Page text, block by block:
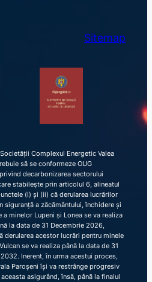
Sitemap
Complexul Energetic Valea
să se conformeze OUG
decarbonizarea sectorului
stabilește prin articolul 6, alineatul
(i) și (ii) că derularea lucrărilor
siguranță a zăcământului, închidere și
a minelor Lupeni și Lonea se va realiza
la data de 31 Decembrie 2026,
derularea acestor lucrări pentru minele
se va realiza până la data de 31
Inerent, în urma acestui proces,
Paroșeni își va restrânge progresiv
asigurând, însă, până la finalul